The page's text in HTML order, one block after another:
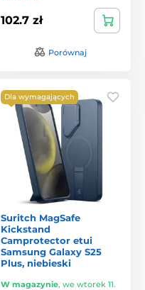
102.7 zł
Porównaj
Dla wymagających
Suritch MagSafe
Kickstand
Camprotector etui
Samsung Galaxy S25
Plus, niebieski
W magazynie, we wtorek 11.